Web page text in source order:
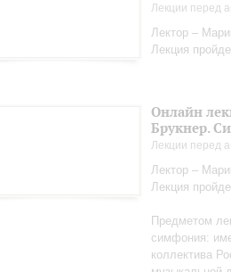
Лекции перед
Лектор –
Лекция
Онлайн
Брукнер.
Лекции перед
Лектор –
Лекция
Предметом
симфония:
коллектива